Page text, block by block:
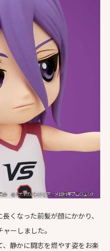
くなった前髪が顔にかかり、
ーしました。
静かに闘志を燃やす姿をお楽